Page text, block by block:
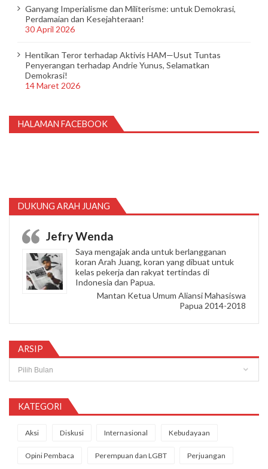
Ganyang Imperialisme dan Militerisme: untuk Demokrasi,
Perdamaian dan Kesejahteraan!
30 April 2026
Hentikan Teror terhadap Aktivis HAM—Usut Tuntas
Penyerangan terhadap Andrie Yunus, Selamatkan
Demokrasi!
14 Maret 2026
HALAMAN FACEBOOK
DUKUNG ARAH JUANG
Jefry Wenda
Saya mengajak anda untuk berlangganan
koran Arah Juang, koran yang dibuat untuk
kelas pekerja dan rakyat tertindas di
Indonesia dan Papua.
Mantan Ketua Umum Aliansi Mahasiswa
Papua 2014-2018
ARSIP
KATEGORI
Aksi Diskusi Internasional Kebudayaan
Opini Pembaca Perempuan dan LGBT Perjuangan